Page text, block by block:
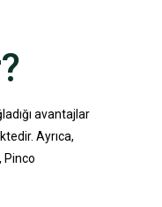
avantajlar
Ayrıca,
Pinco